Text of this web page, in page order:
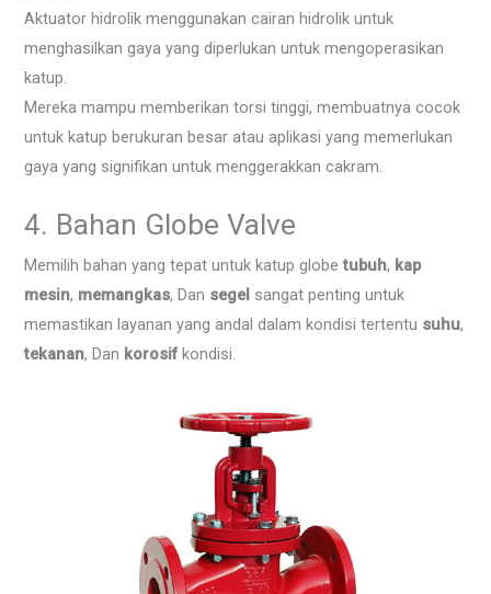
Aktuator hidrolik menggunakan cairan hidrolik untuk
menghasilkan gaya yang diperlukan untuk mengoperasikan
katup.
Mereka mampu memberikan torsi tinggi, membuatnya cocok
untuk katup berukuran besar atau aplikasi yang memerlukan
gaya yang signifikan untuk menggerakkan cakram.
4. Bahan Globe Valve
Memilih bahan yang tepat untuk katup globetubuh, kap
mesin, memangkas, Dan segel sangat penting untuk
memastikan layanan yang andal dalam kondisi tertentu suhu,
tekanan, Dan korosif kondisi.